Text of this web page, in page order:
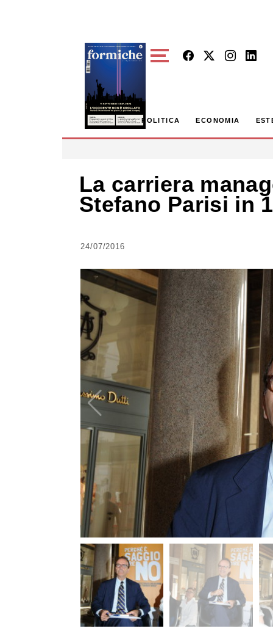
POLITICA ECONOMIA
La carriera
Stefano Parisi in
24/07/2016